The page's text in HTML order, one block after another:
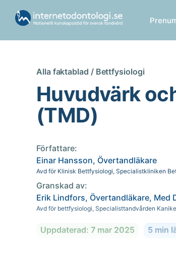
Alla faktablad / Bettfysiologi
Huvudvärk
(TMD)
Författare:
Einar Hansson, Övertandläkare
Avd för Klinisk Bettfysiologi, Specialistkliniken
Granskad av:
Erik Lindfors, Övertandläkare, Med
Avd för bettfysiologi, Specialisttandvården
Uppdaterad: 7 mar 2025 5 min